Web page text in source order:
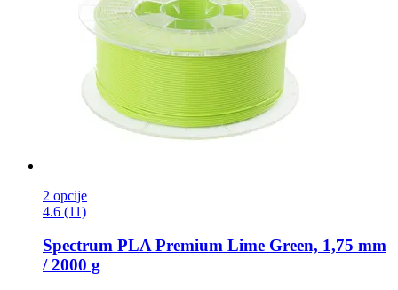
2 opcije
4.6 (11)
Spectrum PLA Premium Lime Green, 1,75 mm
/ 2000 g